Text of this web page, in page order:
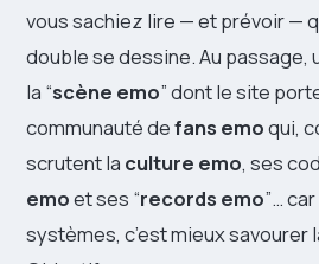
vous sachiez lire — et prévoir —
double se dessine. Au passage,
la “scène emo” dont le site
communauté defans emoqui,
scrutent la culture emo, ses
emoet ses “records emo”…
systèmes, c’est mieux savourer